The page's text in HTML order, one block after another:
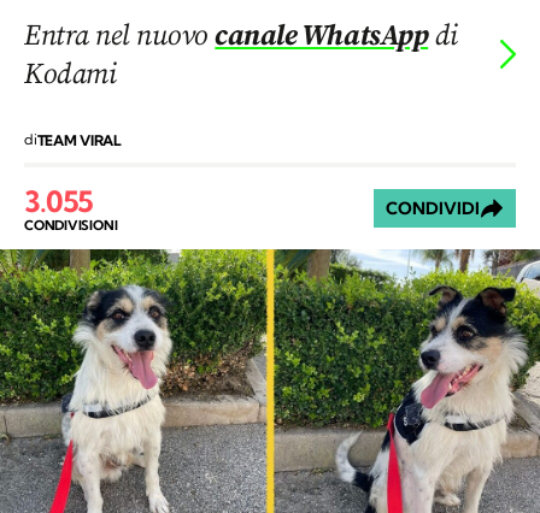
Entra nel nuovocanale WhatsAppdi
Kodami
diTEAM VIRAL
3.055
CONDIVISIONI
CONDIVIDI